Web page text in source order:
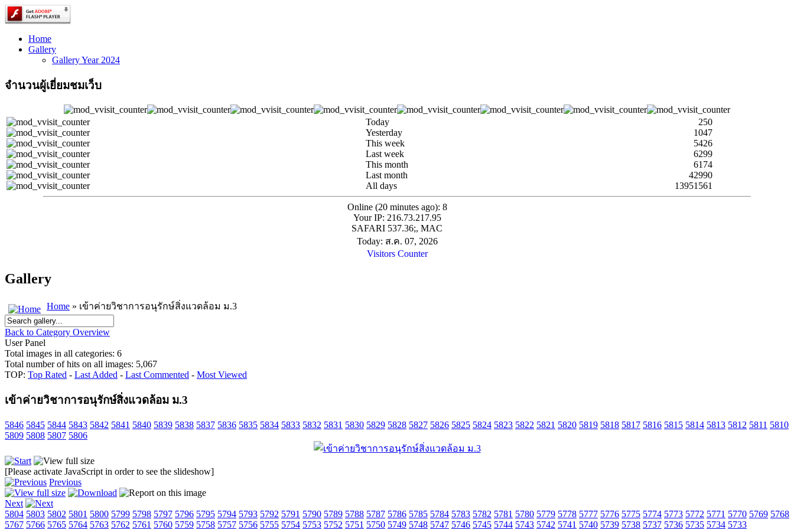
Home
Gallery
Gallery Year 2024
จำนวนผู้เยี่ยมชมเว็บ
Today
250
Yesterday
1047
This week
5426
Last week
6299
This month
6174
Last month
42990
All days
13951561
Online (20 minutes ago): 8
Your IP: 216.73.217.95
SAFARI 537.36;, MAC
Today: ส.ค. 07, 2026
Visitors Counter
Gallery
Home » เข้าค่ายวิชาการอนุรักษ์สิ่งแวดล้อม ม.3
Back to Category Overview
User Panel
Total images in all categories: 6
Total number of hits on all images: 5,067
TOP: Top Rated - Last Added - Last Commented - Most Viewed
เข้าค่ายวิชาการอนุรักษ์สิ่งแวดล้อม ม.3
5846 5845 5844 5843 5842 5841 5840 5839 5838 5837 5836 5835 5834 5833 5832 5831 5830 5829 5828 5827 5826 5825 5824 5823 5822 5821 5820 5819 5818 5817 5816 5815 5814 5813 5812 5811 5810
5809 5808 5807 5806
[Please activate JavaScript in order to see the slideshow]
Previous
Next
5804 5803 5802 5801 5800 5799 5798 5797 5796 5795 5794 5793 5792 5791 5790 5789 5788 5787 5786 5785 5784 5783 5782 5781 5780 5779 5778 5777 5776 5775 5774 5773 5772 5771 5770 5769 5768
5767 5766 5765 5764 5763 5762 5761 5760 5759 5758 5757 5756 5755 5754 5753 5752 5751 5750 5749 5748 5747 5746 5745 5744 5743 5742 5741 5740 5739 5738 5737 5736 5735 5734 5733